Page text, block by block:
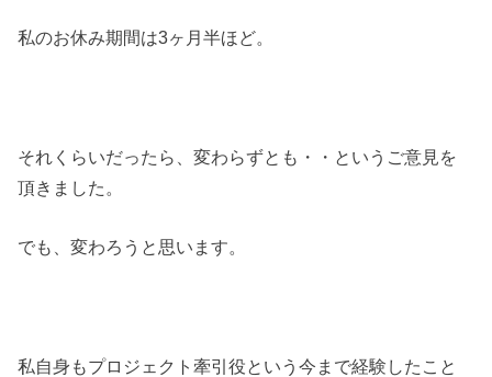
私のお休み期間は3ヶ月半ほど。
それくらいだったら、変わらずとも・・というご意見を
頂きました。
でも、変わろうと思います。
私自身もプロジェクト牽引役という今まで経験したこと